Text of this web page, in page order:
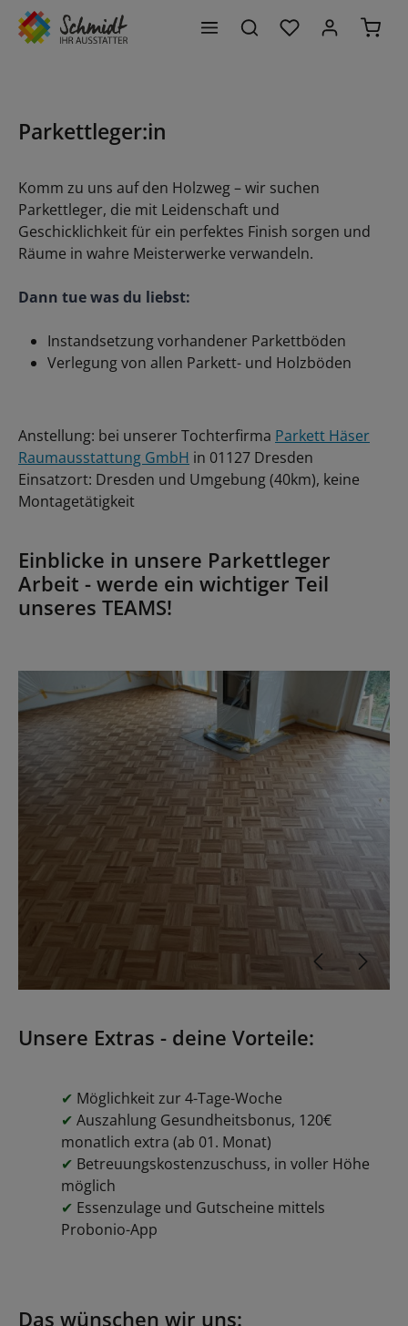
springen Du hast 0
Parkettleger:in
Komm zu uns auf den Holzweg – wir suchen
Parkettleger, die mit Leidenschaft und
Geschicklichkeit für ein perfektes Finish sorgen und
Räume in wahre Meisterwerke verwandeln.
Dann tue was du liebst:
Instandsetzung vorhandener Parkettböden
Verlegung von allen Parkett- und Holzböden
Anstellung: bei unserer Tochterfirma Parkett Häser
Raumausstattung GmbH in 01127 Dresden
Einsatzort: Dresden und Umgebung(40km), keine
Montagetätigkeit
Einblicke in unsere Parkettleger
Arbeit - werde ein wichtiger Teil
unseres TEAMS!
Bildergalerie überspringen
Unsere Extras - deine Vorteile:
✔ Möglichkeit zur 4-Tage-Woche
✔ Auszahlung Gesundheitsbonus, 120€
monatlich extra (ab 01. Monat)
✔ Betreuungskostenzuschuss, in voller Höhe
möglich
✔ Essenzulage und Gutscheine mittels
Probonio-App
Das wünschen wir uns: